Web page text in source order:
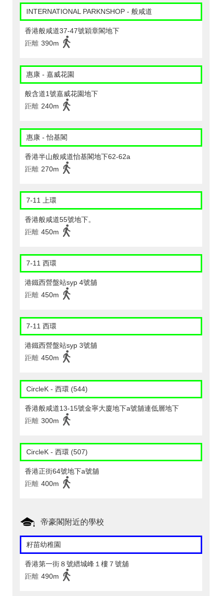
INTERNATIONAL PARKNSHOP - 般咸道
香港般咸道37-47號穎章閣地下
距離 390m
惠康 - 嘉威花園
般含道1號嘉威花園地下
距離 240m
惠康 - 怡基閣
香港半山般咸道怡基閣地下62-62a
距離 270m
7-11 上環
香港般咸道55號地下。
距離 450m
7-11 西環
港鐵西營盤站syp 4號舖
距離 450m
7-11 西環
港鐵西營盤站syp 3號舖
距離 450m
CircleK - 西環 (544)
香港般咸道13-15號金寧大廈地下a號舖連低層地下
距離 300m
CircleK - 西環 (507)
香港正街64號地下a號舖
距離 400m
帝豪閣附近的學校
籽苗幼稚園
香港第一街８號縉城峰１樓７號舖
距離 490m